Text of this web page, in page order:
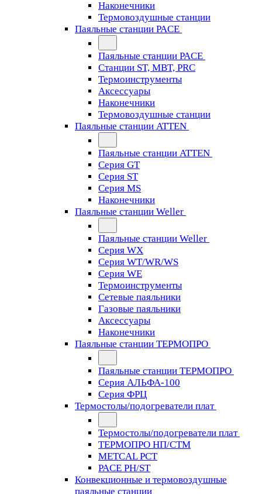
Наконечники
Термовоздушные станции
Паяльные станции PACE
Паяльные станции PACE
Станции ST, MBT, PRC
Термоинструменты
Аксессуары
Наконечники
Термовоздушные станции
Паяльные станции ATTEN
Паяльные станции ATTEN
Серия GT
Серия ST
Серия MS
Наконечники
Паяльные станции Weller
Паяльные станции Weller
Серия WX
Серия WT/WR/WS
Серия WE
Термоинструменты
Сетевые паяльники
Газовые паяльники
Аксессуары
Наконечники
Паяльные станции ТЕРМОПРО
Паяльные станции ТЕРМОПРО
Серия АЛЬФА-100
Серия ФРЦ
Термостолы/подогреватели плат
Термостолы/подогреватели плат
ТЕРМОПРО НП/СТМ
METCAL PCT
PACE PH/ST
Конвекционные и термовоздушные
паяльные станции